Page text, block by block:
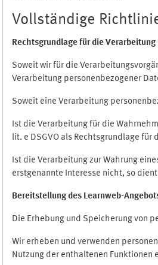
Vollständige
Rechtsgrundlage für die
Soweit wir für die
Verarbeitung personenbezogener
Soweit eine Verarbeitung
Ist die Verarbeitung für die
lit. e DSGVO als Rechtsgrundlage für
Ist die Verarbeitung zur Wahrung
erstgenannte Interesse nicht, so
Bereitstellung des Learnweb-
Die Erhebung und Speicherung von
Wir erheben und verwenden
Nutzung der enthaltenen Funktionen